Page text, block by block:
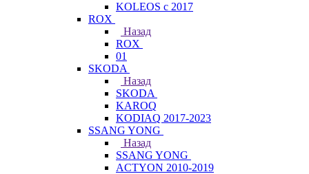
KOLEOS с 2017
ROX
Назад
ROX
01
SKODA
Назад
SKODA
KAROQ
KODIAQ 2017-2023
SSANG YONG
Назад
SSANG YONG
ACTYON 2010-2019